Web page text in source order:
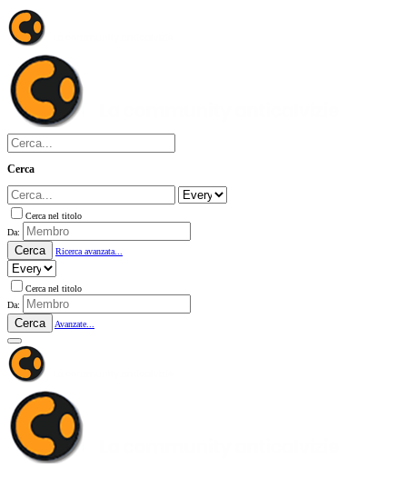
Cerca
Cerca nel titolo
Da:
Cerca Ricerca avanzata...
Cerca nel titolo
Da:
Cerca Avanzate...